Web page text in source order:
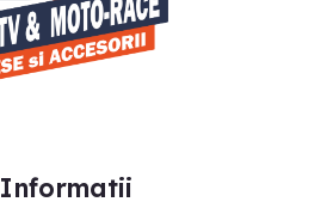
Informatii